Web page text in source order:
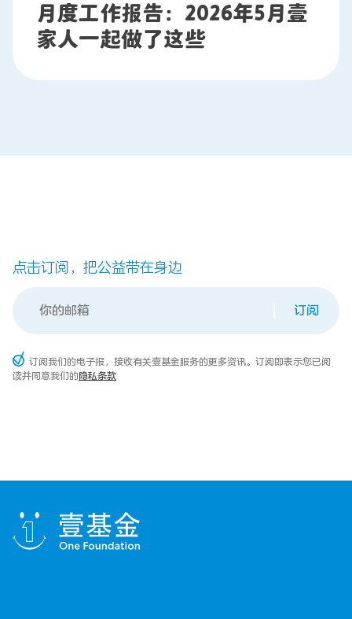
月度工作报告：2026年5月壹
家人一起做了这些
点击订阅，把公益带在身边
订阅
订阅我们的电子报，接收有关壹基金服务的更多资讯。订阅即表示您已阅
读并同意我们的隐私条款